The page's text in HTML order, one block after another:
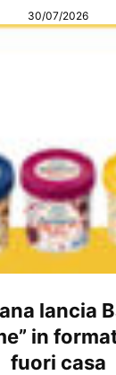
30/07/2026
lancia
in
fuori casa